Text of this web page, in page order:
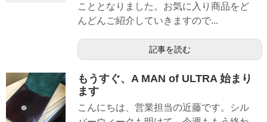
こととなりました。お気に入り商品をど
んどんご紹介していきますので...
記事を読む
もうすぐ、A MAN of ULTRA 始まり
ます
こんにちは、営業担当の近藤です。シル